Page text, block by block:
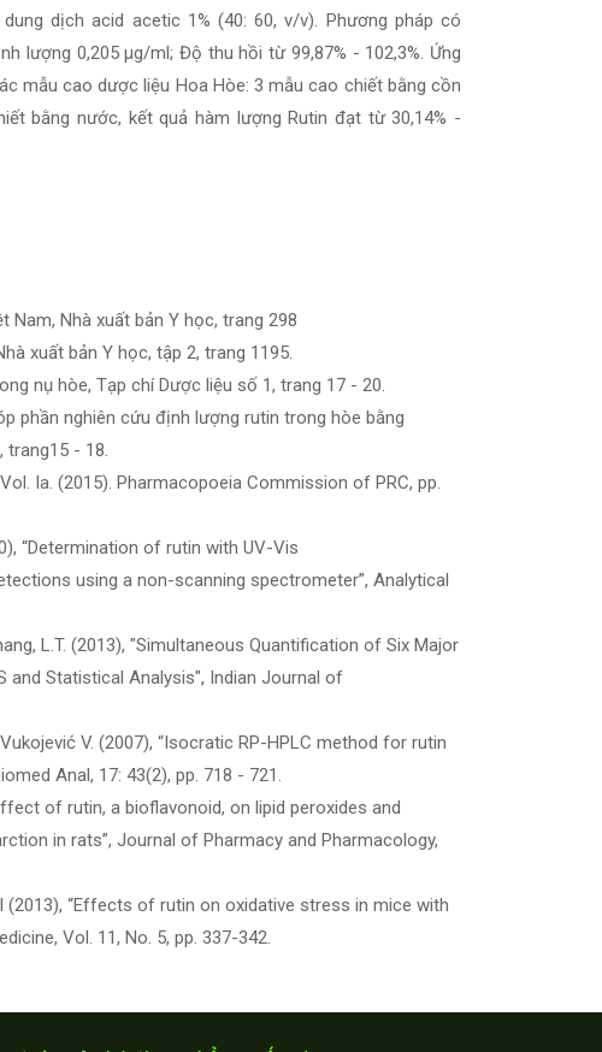
dịch acid acetic 1% (40: 60, v/v). Phương pháp có
lượng 0,205 µg/ml; Độ thu hồi từ 99,87% - 102,3%. Ứng
mẫu cao dược liệu Hoa Hòe: 3 mẫu cao chiết bằng cồn
bằng nước, kết quả hàm lượng Rutin đạt từ 30,14% -
Nhà xuất bản Y học, trang 298
xuất bản Y học, tập 2, trang 1195.
nụ hòe, Tạp chí Dược liệu số 1, trang 17 - 20.
phần nghiên cứu định lượng rutin trong hòe bằng
trang15 - 18.
Ia. (2015). Pharmacopoeia Commission of PRC, pp.
“Determination of rutin with UV-Vis
using a non-scanning spectrometer”, Analytical
L.T. (2013), "Simultaneous Quantification of Six Major
and Statistical Analysis", Indian Journal of
V. (2007), “Isocratic RP-HPLC method for rutin
Anal, 17: 43(2), pp. 718 - 721.
of rutin, a bioflavonoid, on lipid peroxides and
in rats”, Journal of Pharmacy and Pharmacology,
(2013), “Effects of rutin on oxidative stress in mice with
Vol. 11, No. 5, pp. 337-342.